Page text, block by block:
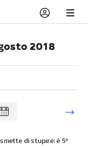
2018
di stupire: è 5°